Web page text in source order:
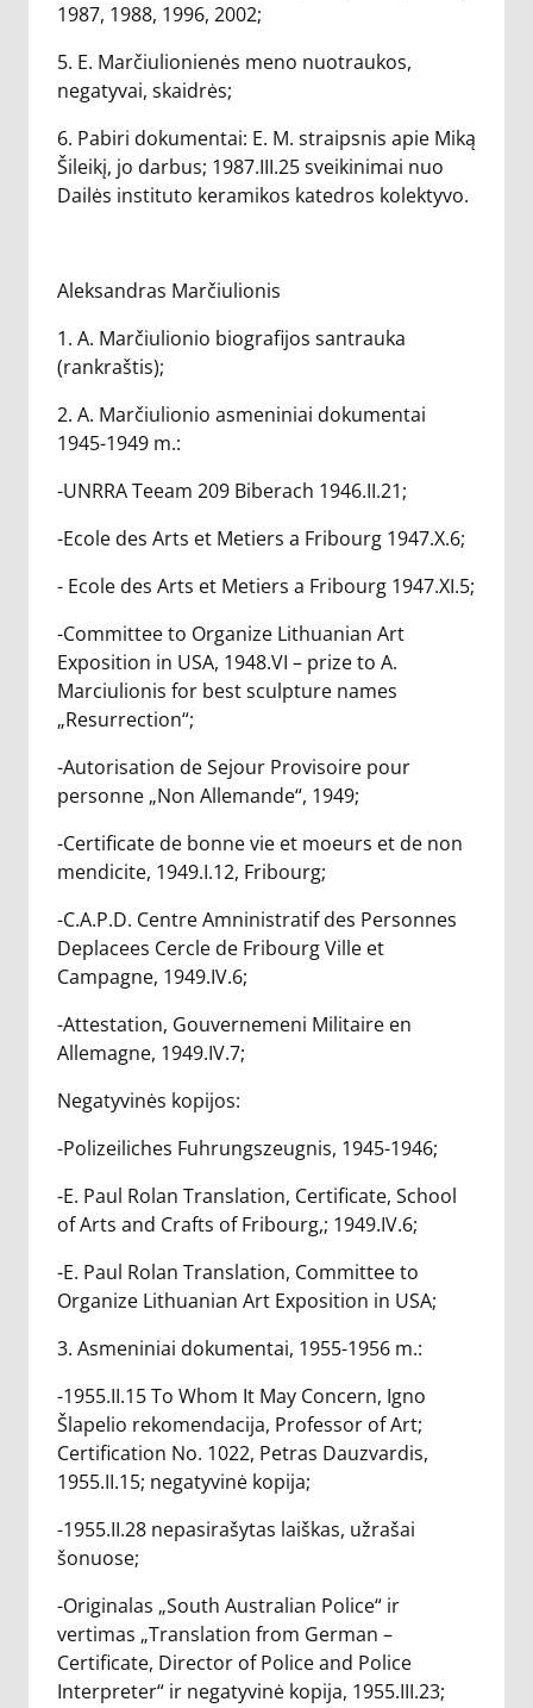
1987, 1988, 1996, 2002;
5. E. Marčiulionienės meno nuotraukos,
negatyvai, skaidrės;
6. Pabiri dokumentai: E. M. straipsnis apie Miką
Šileikį, jo darbus; 1987.III.25 sveikinimai nuo
Dailės instituto keramikos katedros kolektyvo.
Aleksandras Marčiulionis
1. A. Marčiulionio biografijos santrauka
(rankraštis);
2. A. Marčiulionio asmeniniai dokumentai
1945-1949 m.:
-UNRRA Teeam 209 Biberach 1946.II.21;
-Ecole des Arts et Metiers a Fribourg 1947.X.6;
- Ecole des Arts et Metiers a Fribourg 1947.XI.5;
-Committee to Organize Lithuanian Art
Exposition in USA, 1948.VI – prize to A.
Marciulionis for best sculpture names
„Resurrection“;
-Autorisation de Sejour Provisoire pour
personne „Non Allemande“, 1949;
-Certificate de bonne vie et moeurs et de non
mendicite, 1949.I.12, Fribourg;
-C.A.P.D. Centre Amninistratif des Personnes
Deplacees Cercle de Fribourg Ville et
Campagne, 1949.IV.6;
-Attestation, Gouvernemeni Militaire en
Allemagne, 1949.IV.7;
Negatyvinės kopijos:
-Polizeiliches Fuhrungszeugnis, 1945-1946;
-E. Paul Rolan Translation, Certificate, School
of Arts and Crafts of Fribourg,; 1949.IV.6;
-E. Paul Rolan Translation, Committee to
Organize Lithuanian Art Exposition in USA;
3. Asmeniniai dokumentai, 1955-1956 m.:
-1955.II.15 To Whom It May Concern, Igno
Šlapelio rekomendacija, Professor of Art;
Certification No. 1022, Petras Dauzvardis,
1955.II.15; negatyvinė kopija;
-1955.II.28 nepasirašytas laiškas, užrašai
šonuose;
-Originalas „South Australian Police“ ir
vertimas „Translation from German –
Certificate, Director of Police and Police
Interpreter“ ir negatyvinė kopija, 1955.III.23;